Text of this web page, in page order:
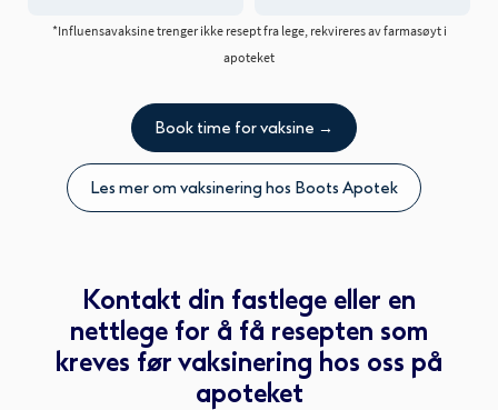
*Influensavaksine trenger ikke resept fra lege, rekvireres av farmasøyt i
apoteket
Book time for vaksine →
Les mer om vaksinering hos Boots Apotek
Kontakt din fastlege eller en
nettlege for å få resepten som
kreves før vaksinering hos oss på
apoteket